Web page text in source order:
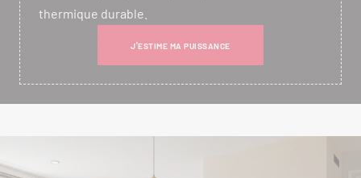
thermique durable.
J'ESTIME MA PUISSANCE